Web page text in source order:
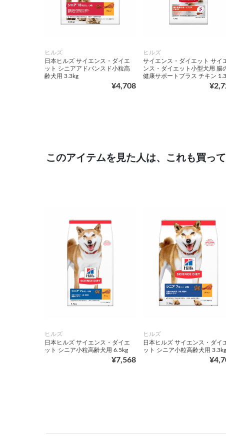
ヒルズ
日本ヒルズ サイエンス・ダイエ
ット シニアアドバンスド小粒高
齢犬用 3.3kg
¥4,708
ヒルズ
サイエンス・ダイエット サイ
ンス・ダイエット小型犬用 腸
健康サポートプラス チキン
このアイテムを見た人は、これも買っ
ヒルズ
日本ヒルズ サイエンス・ダイエ
ット シニア小粒高齢犬用 6.5kg
¥7,568
ヒルズ
日本ヒルズ サイエンス・ダイ
ット シニア小粒高齢犬用 3.3kg